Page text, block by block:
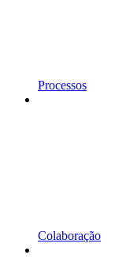
Processos
Colaboração